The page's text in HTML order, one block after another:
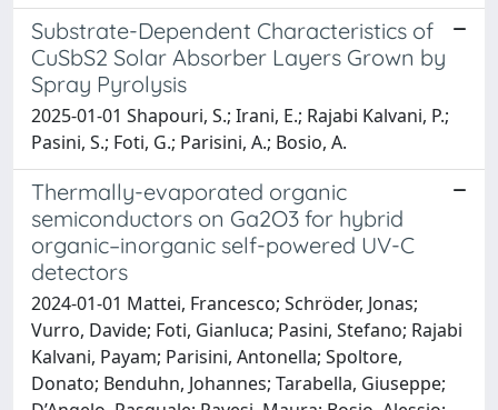
Substrate-Dependent Characteristics of
CuSbS2 Solar Absorber Layers Grown by
Spray Pyrolysis
2025-01-01 Shapouri, S.; Irani, E.; Rajabi Kalvani, P.;
Pasini, S.; Foti, G.; Parisini, A.; Bosio, A.
Thermally-evaporated organic
semiconductors on Ga2O3 for hybrid
organic–inorganic self-powered UV-C
detectors
2024-01-01 Mattei, Francesco; Schröder, Jonas;
Vurro, Davide; Foti, Gianluca; Pasini, Stefano; Rajabi
Kalvani, Payam; Parisini, Antonella; Spoltore,
Donato; Benduhn, Johannes; Tarabella, Giuseppe;